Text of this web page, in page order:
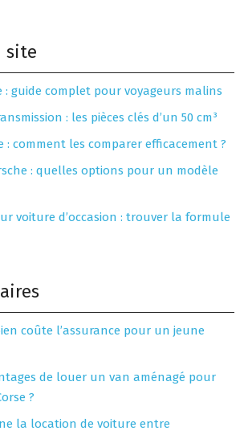
site
: guide complet pour voyageurs malins
: les pièces clés d’un 50 cm³
: comment les comparer efficacement ?
: quelles options pour un modèle
voiture d’occasion : trouver la formule
coûte l’assurance pour un jeune
de louer un van aménagé pour
?
la location de voiture entre